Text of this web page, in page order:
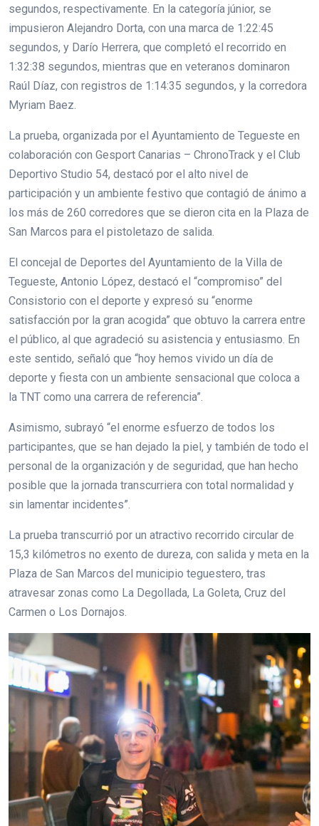
segundos, respectivamente. En la categoría júnior, se
impusieron Alejandro Dorta, con una marca de 1:22:45
segundos, y Darío Herrera, que completó el recorrido en
1:32:38 segundos, mientras que en veteranos dominaron
Raúl Díaz, con registros de 1:14:35 segundos, y la corredora
Myriam Baez.
La prueba, organizada por el Ayuntamiento de Tegueste en
colaboración con Gesport Canarias – ChronoTrack y el Club
Deportivo Studio 54, destacó por el alto nivel de
participación y un ambiente festivo que contagió de ánimo a
los más de 260 corredores que se dieron cita en la Plaza de
San Marcos para el pistoletazo de salida.
El concejal de Deportes del Ayuntamiento de la Villa de
Tegueste, Antonio López, destacó el “compromiso” del
Consistorio con el deporte y expresó su “enorme
satisfacción por la gran acogida” que obtuvo la carrera entre
el público, al que agradeció su asistencia y entusiasmo. En
este sentido, señaló que “hoy hemos vivido un día de
deporte y fiesta con un ambiente sensacional que coloca a
la TNT como una carrera de referencia”.
Asimismo, subrayó “el enorme esfuerzo de todos los
participantes, que se han dejado la piel, y también de todo el
personal de la organización y de seguridad, que han hecho
posible que la jornada transcurriera con total normalidad y
sin lamentar incidentes”.
La prueba transcurrió por un atractivo recorrido circular de
15,3 kilómetros no exento de dureza, con salida y meta en la
Plaza de San Marcos del municipio teguestero, tras
atravesar zonas como La Degollada, La Goleta, Cruz del
Carmen o Los Dornajos.